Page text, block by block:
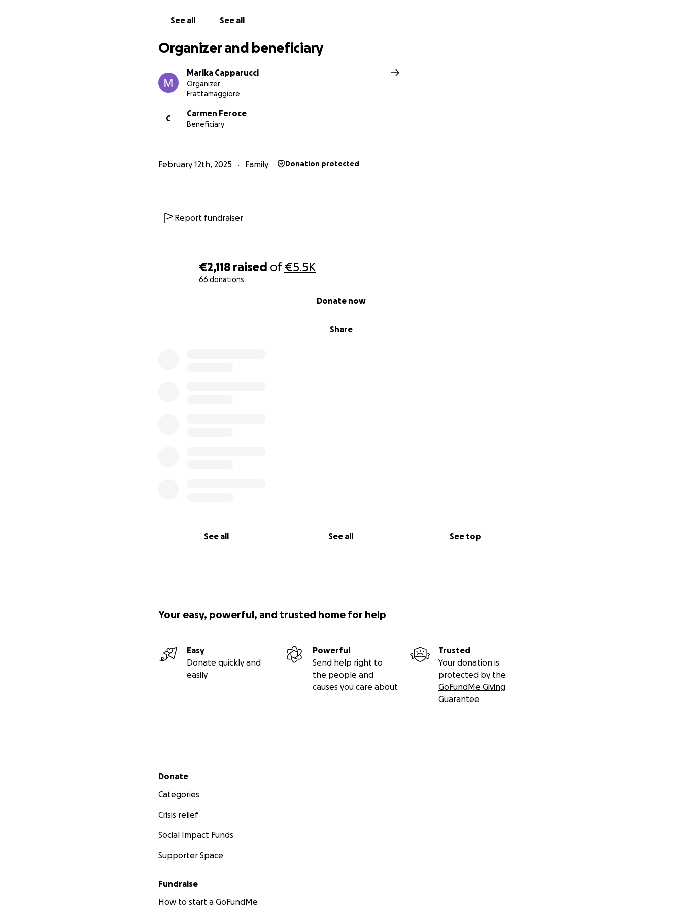
€2,118 raised of€5.5K
66 donations
Share
Donate now
See all See all See top
See all See all
Organizer and beneficiary
Marika Capparucci
Organizer
Frattamaggiore
C
Carmen Feroce
Beneficiary
February 12th, 2025 Family Donation protected
Report fundraiser
Your easy, powerful, and trusted home for help
Easy
Donate quickly and
easily
Powerful
Send help right to
the people and
causes you care about
Trusted
Your donation is
protected by the
GoFundMe Giving
Guarantee
Secondary menu
Donate
Categories
Crisis relief
Social Impact Funds
Supporter Space
Fundraise
How to start a GoFundMe